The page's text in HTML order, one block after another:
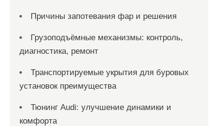
Причины запотевания фар и решения
Грузоподъёмные механизмы: контроль,
диагностика, ремонт
Транспортируемые укрытия для буровых
установок преимущества
Тюнинг Audi: улучшение динамики и
комфорта